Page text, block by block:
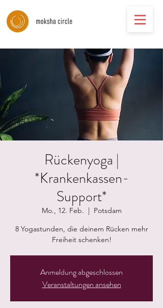
Rückenyoga |
*Krankenkassen-
Support*
Mo., 12. Feb.
  |
Potsdam
8 Yogastunden, die deinem Rücken mehr
Freiheit schenken!
Anmeldung abgeschlossen
Veranstaltungen ansehen